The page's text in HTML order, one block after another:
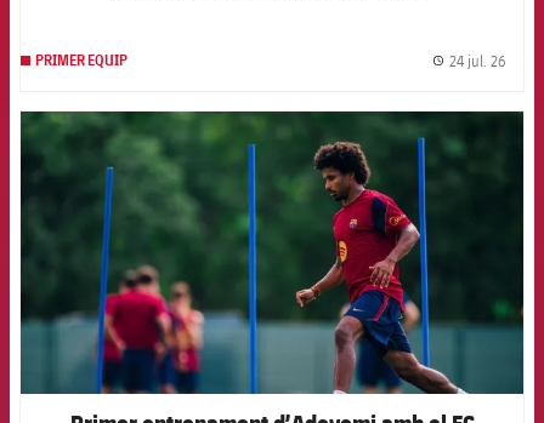
PRIMER EQUIP 24 jul. 26
FCB Barcelona badge